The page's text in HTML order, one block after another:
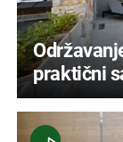
praktični